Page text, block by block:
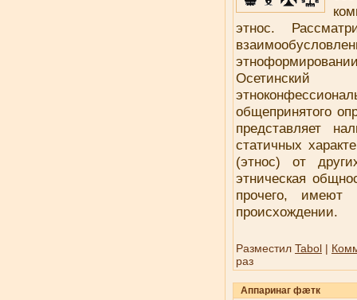
этнос.
Осетинский
общепринятого
представляет
статичных
(этнос) от
этническая
прочего,
происхождении.
Разместил Tabol |
раз
Аппаринаг фæтк